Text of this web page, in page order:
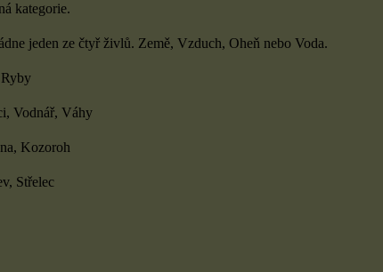
kategorie.
jeden ze čtyř živlů. Země, Vzduch, Oheň nebo Voda.
Vodnář, Váhy
Kozoroh
Střelec